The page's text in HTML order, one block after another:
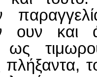
ουν και
ως
πλήξαντα,